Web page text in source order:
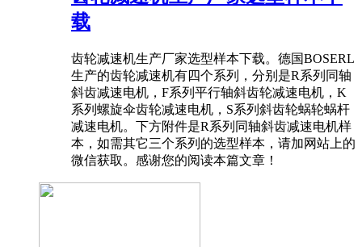
载
​齿轮减速机生产厂家选型样本下载。德国BOSERL
生产的齿轮减速机有四个系列，分别是R系列同轴
斜齿减速电机，F系列平行轴斜齿轮减速电机，K
系列螺旋伞齿轮减速电机，S系列斜齿轮蜗轮蜗杆
减速电机。下方附件是R系列同轴斜齿减速电机样
本，如需其它三个系列的选型样本，请加网站上的
微信获取。感谢您的阅读本篇文章！